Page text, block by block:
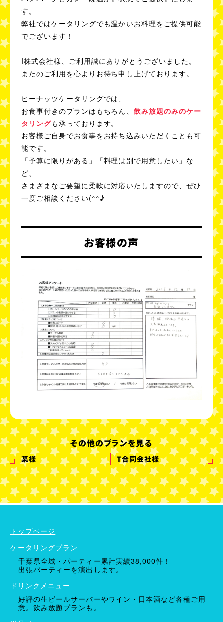
す。
弊社ではケータリングでも温かいお料理をご提供可能
でございます！
I株式会社様、ご利用誠にありがとうございました。
またのご利用を心よりお待ち申し上げております。
ピーナッツケータリングでは、
お食事付きのプランはもちろん、 飲み放題のみのケー
タリングも承っております。
お客様ご自身でお食事をお持ち込みいただくことも可
能です。
「予算に限りがある」「料理は別で用意したい」な
ど、
さまざまなご要望に柔軟に対応いたしますので、ぜひ
一度ご相談ください(^^♪
お客様の声
その他のプランを見る
某様 T合同会社様
ケータリングプラン
ドリンクメニュー
単品オプション
トップページ
ケータリングプラン
千葉県全域・パーティー累計実績38,000件！
出張パーティーを演出します。
ドリンクメニュー
好評の生ビールサーバーやワイン・日本酒など各種ご用
意。飲み放題プランも。